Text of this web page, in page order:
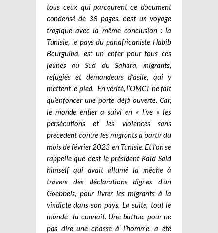
tous ceux qui parcourent ce document
condensé de 38 pages, c’est un voyage
tragique avec la même conclusion : la
Tunisie, le pays du panafricaniste Habib
Bourguiba, est un enfer pour tous ces
jeunes au Sud du Sahara, migrants,
refugiés et demandeurs d’asile, qui y
mettent le pied. En vérité, l’OMCT ne fait
qu’enfoncer une porte déjà ouverte. Car,
le monde entier a suivi en « live » les
persécutions et les violences sans
précédent contre les migrants à partir du
mois de février 2023 en Tunisie. Et l’on se
rappelle que c’est le président Kaid Said
himself qui avait allumé la mêche à
travers des déclarations dignes d’un
Goebbels, pour livrer les migrants à la
vindicte dans son pays. La suite, tout le
monde la connait. Une battue, pour ne
pas dire une chasse à l’homme, a été